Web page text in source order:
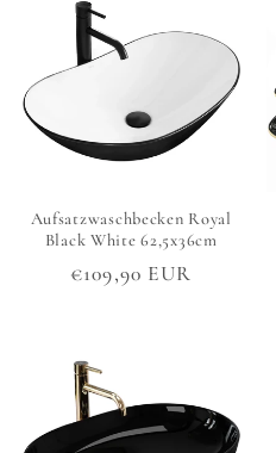
Aufsatzwaschbecken Royal
Black White 62,5x36cm
Normaler
€109,90 EUR